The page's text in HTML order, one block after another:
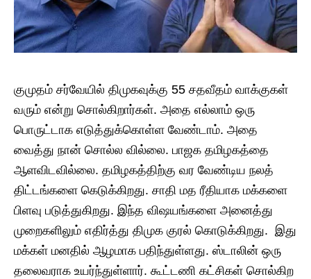
குமுதம் சர்வேயில் திமுகவுக்கு 55 சதவீதம் வாக்குகள்
வரும் என்று சொல்கிறார்கள். அதை எல்லாம் ஒரு
பொருட்டாக எடுத்துக்கொள்ள வேண்டாம். அதை
வைத்து நான் சொல்ல வில்லை. பாஜக தமிழகத்தை
ஆளவிடவில்லை. தமிழகத்திற்கு வர வேண்டிய நலத்
திட்டங்களை கெடுக்கிறது. சாதி மத ரீதியாக மக்களை
பிளவு படுத்துகிறது. இந்த விஷயங்களை அனைத்து
முறைகளிலும் எதிர்த்து திமுக குரல் கொடுக்கிறது. இது
மக்கள் மனதில் ஆழமாக பதிந்துள்ளது. ஸ்டாலின் ஒரு
தலைவராக உயர்ந்துள்ளார். கூட்டணி கட்சிகள் சொல்கிற